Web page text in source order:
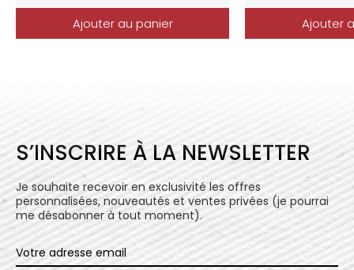
Ajouter au panier Ajouter
S’INSCRIRE À LA NEWSLETTER
Je souhaite recevoir en exclusivité les offres
personnalisées, nouveautés et ventes privées (je pourrai
me désabonner à tout moment).